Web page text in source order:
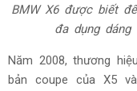
BMW X6 được biết
đa dụng
Năm 2008, thương
bản coupe của X5